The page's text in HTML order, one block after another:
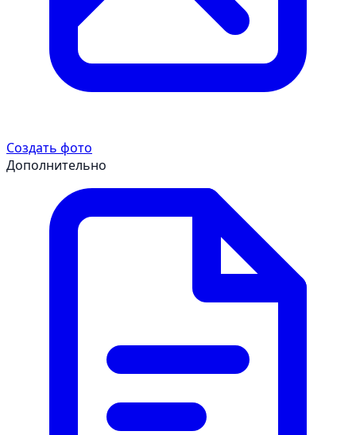
Создать фото
Дополнительно